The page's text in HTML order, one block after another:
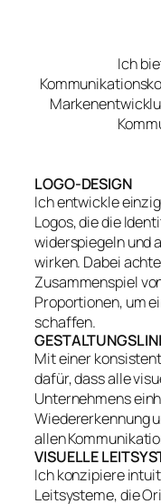
Ich
LOGO-DESIGN
Ich entwickle
Logos, die die
widerspiegeln und
wirken. Dabei
Zusammenspiel
Proportionen, um
schaffen.
Mit einer
dafür, dass alle
Unternehmens
Wiedererkennung
allen
VISUELLE
Ich konzipiere
Leitsysteme, die